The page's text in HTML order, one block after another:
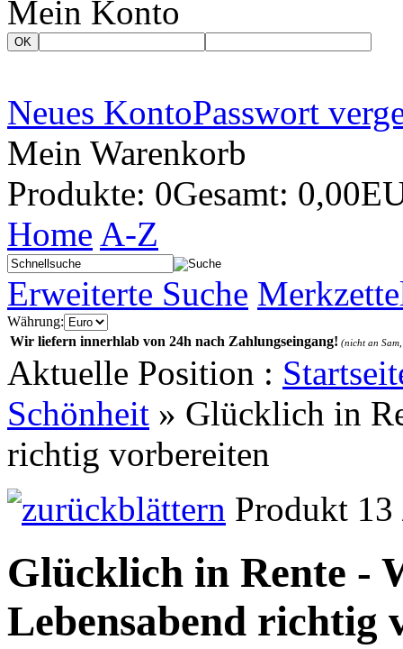
Mein Konto
OK
Neues KontoPasswort
Mein Warenkorb
Produkte: 0Gesamt:
Home A-Z
Erweiterte Suche
Währung:
Wir liefern innerhlab von 24h nach Zahlungseingang! (nicht an
Aktuelle Position :
Schönheit » Glücklich in
richtig vorbereiten
Produkt
Glücklich in Rente -
Lebensabend richtig